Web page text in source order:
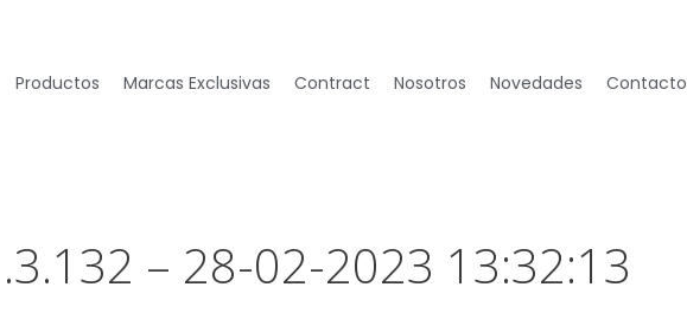
Productos Marcas Exclusivas Contract Nosotros Novedades Contacto
– 28-02-2023 13:32:13